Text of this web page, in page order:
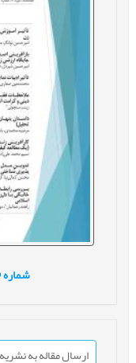
شماره2
ارسال مقاله به نشریه